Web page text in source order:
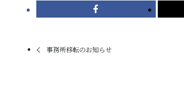
事務所移転のお知らせ